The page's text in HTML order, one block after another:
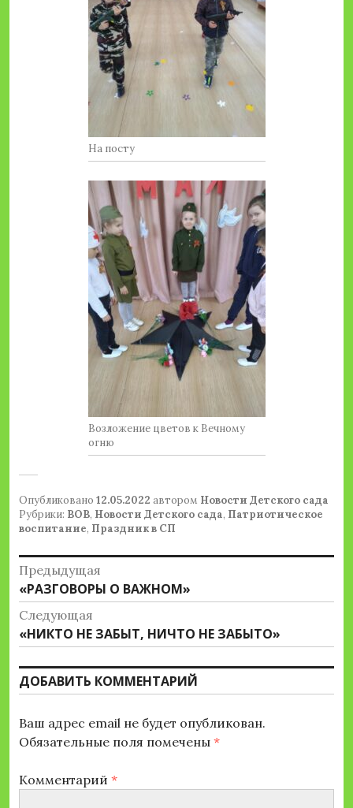
На посту
Возложение цветов к Вечному
огню
Опубликовано 12.05.2022 автором Новости Детского сада
Рубрики: ВОВ, Новости Детского сада, Патриотическое
воспитание, Праздник в СП
Навигация
по
записям
Предыдущая
Предыдущая
запись:
«РАЗГОВОРЫ О ВАЖНОМ»
Следующая
Следующая
запись:
«НИКТО НЕ ЗАБЫТ, НИЧТО НЕ ЗАБЫТО»
ДОБАВИТЬ КОММЕНТАРИЙ
Ваш адрес email не будет опубликован.
Обязательные поля помечены *
Комментарий *